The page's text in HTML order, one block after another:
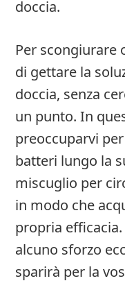
doccia.
Per scongiurare
di gettare la
doccia, senza
un punto. In
preoccuparvi
batteri lungo la
miscuglio per
in modo che
propria
alcuno sforzo
sparirà per la